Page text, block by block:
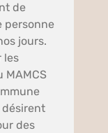
de
personne
jours.
les
MAMCS
des